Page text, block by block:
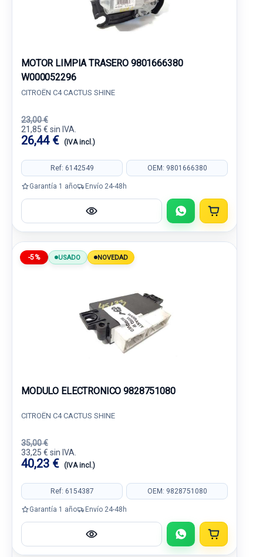
MOTOR LIMPIA TRASERO 9801666380
W000052296
CITROËN C4 CACTUS SHINE
23,00 €
21,85 € sin IVA.
26,44 € (IVA incl.)
Ref: 6142549 OEM: 9801666380
Garantía 1 año Envío 24-48h
-5% USADO NOVEDAD
MODULO ELECTRONICO 9828751080
CITROËN C4 CACTUS SHINE
35,00 €
33,25 € sin IVA.
40,23 € (IVA incl.)
Ref: 6154387 OEM: 9828751080
Garantía 1 año Envío 24-48h